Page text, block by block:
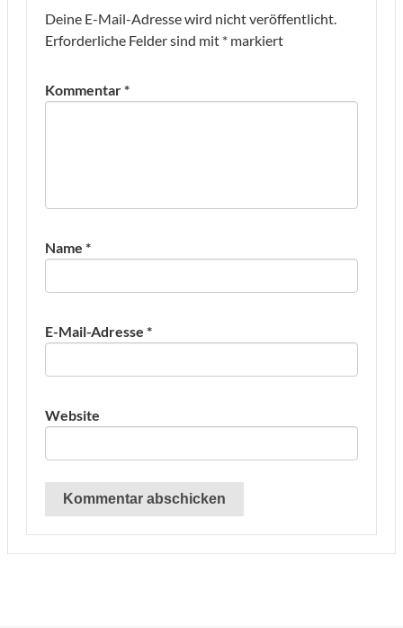
Deine E-Mail-Adresse wird nicht veröffentlicht.
Erforderliche Felder sind mit * markiert
Kommentar*
Name *
E-Mail-Adresse *
Website